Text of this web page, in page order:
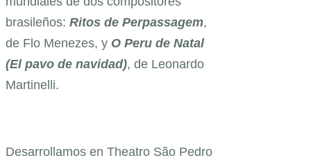
brasileños: Ritos de Perpassagem,
de Flo Menezes, y O Peru de Natal
(El pavo de navidad), de Leonardo
Martinelli.
Desarrollamos en Theatro São Pedro